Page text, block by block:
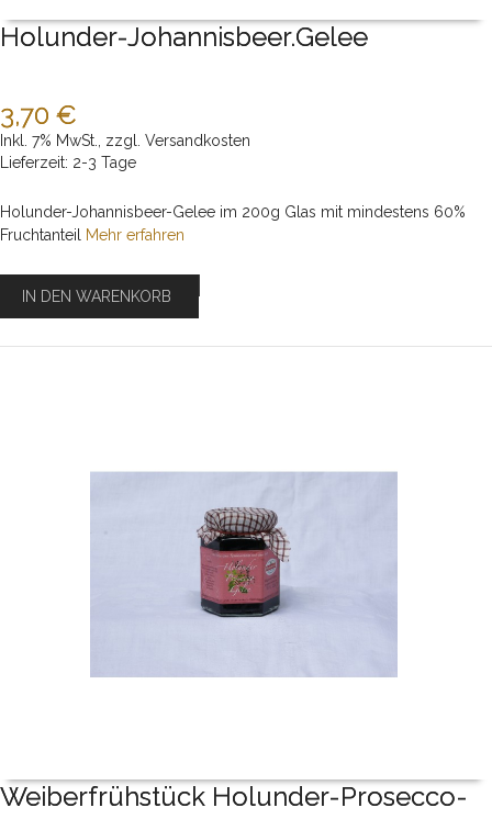
Holunder-Johannisbeer.Gelee
3,70 €
Inkl. 7% MwSt., zzgl. Versandkosten
Lieferzeit: 2-3 Tage
Holunder-Johannisbeer-Gelee im 200g Glas mit mindestens 60%
Fruchtanteil Mehr erfahren
IN DEN WARENKORB
Weiberfrühstück Holunder-Prosecco-